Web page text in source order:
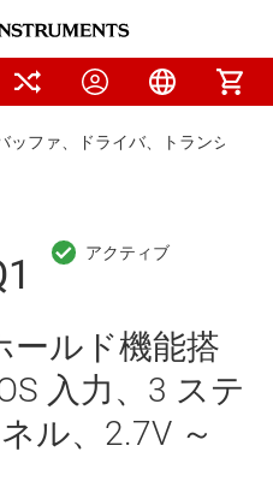
ッファ、ドライバ、トランシーバ
ールド機能搭
入力、3 ステ
ル、2.7V ～